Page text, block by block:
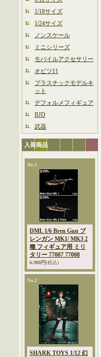
1/18サイズ
1/24サイズ
ノンスケール
ミニシリーズ
モバイルアクセサリー
オビツ11
プラスチックモデルキ
ット
デフォルメフィギュア
BJD
武器
入荷商品
No.1
DML 1/6 Bren Gun ブ
レンガン MK1/ MK3 2
種 フィギュア用 ミリ
タリー 77007 77008
6,980円(税込)
No.2
SHARK TOYS 1/12 幻